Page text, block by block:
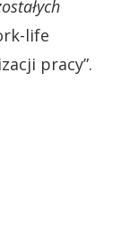
life
pracy”.